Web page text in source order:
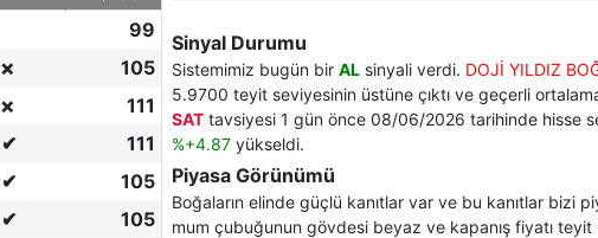
99
❌
105
❌
111
✔
111
✔
105
✔
105
Sinyal Durumu
Sistemimiz bugün bir AL sinyali verdi. DOJİ YILDIZ
5.9700 teyit seviyesinin üstüne çıktı ve geçerli
SAT tavsiyesi 1 gün önce 08/06/2026 tarihinde hisse
%+4.87 yükseldi.
Piyasa Görünümü
Boğaların elinde güçlü kanıtlar var ve bu kanıtlar bizi
mum çubuğunun gövdesi beyaz ve kapanış fiyatı